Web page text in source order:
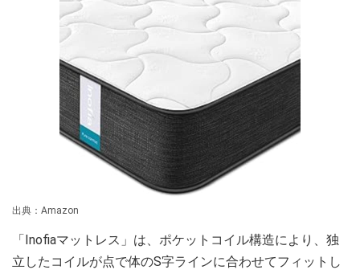
出典：Amazon
「Inofiaマットレス」は、ポケットコイル構造により、独
立したコイルが点で体のS字ラインに合わせてフィットし